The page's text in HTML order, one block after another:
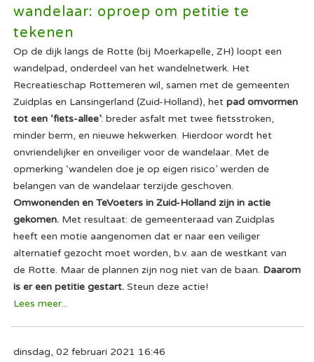
wandelaar: oproep om petitie te
tekenen
Op de dijk langs de Rotte (bij Moerkapelle, ZH) loopt een
wandelpad, onderdeel van het wandelnetwerk. Het
Recreatieschap Rottemeren wil, samen met de gemeenten
Zuidplas en Lansingerland (Zuid-Holland), het pad omvormen
tot een ‘fiets-allee’: breder asfalt met twee fietsstroken,
minder berm, en nieuwe hekwerken. Hierdoor wordt het
onvriendelijker en onveiliger voor de wandelaar. Met de
opmerking ‘wandelen doe je op eigen risico’ werden de
belangen van de wandelaar terzijde geschoven.
Omwonenden en TeVoeters in Zuid-Holland zijn in actie
gekomen. Met resultaat: de gemeenteraad van Zuidplas
heeft een motie aangenomen dat er naar een veiliger
alternatief gezocht moet worden, b.v. aan de westkant van
de Rotte. Maar de plannen zijn nog niet van de baan. Daarom
is er een petitie gestart. Steun deze actie!
Lees meer...
dinsdag, 02 februari 2021 16:46